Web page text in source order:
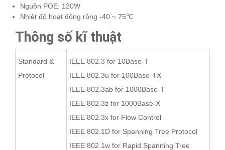
Nguồn POE: 120W
Nhiệt độ hoạt động rộng -40 ~ 75℃
Thông số kĩ thuật
Standard &
Protocol
IEEE 802.3 for 10Base-T
IEEE 802.3u for 100Base-TX
IEEE 802.3ab for 1000Base-T
IEEE 802.3z for 1000Base-X
IEEE 802.3x for Flow Control
IEEE 802.1D for Spanning Tree Protocol
IEEE 802.1w for Rapid Spanning Tree